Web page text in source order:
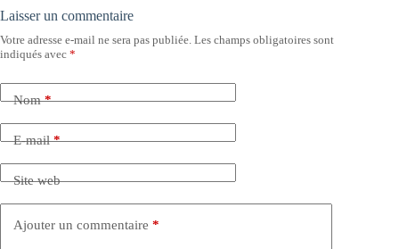
Laisser un commentaire
Votre adresse e-mail ne sera pas publiée. Les champs obligatoires sont
indiqués avec *
Nom*
E-mail*
Site web
Ajouter un commentaire *